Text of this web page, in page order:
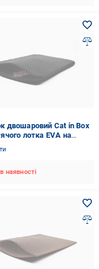
двошаровий Cat in Box
лотка EVA на
60x40 см Чорний
наявності